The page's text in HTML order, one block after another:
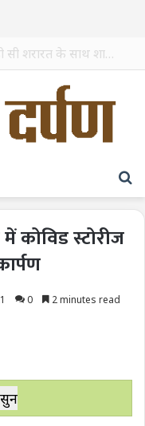
TPAG भारत के रक्त सुरक्षा पारिस्थितिकी तंत्र को मज़बूत करने के लिए विशेषज्ञों को एक मंच पर लाया
कोविड स्टोरीज
0 2 minutes read